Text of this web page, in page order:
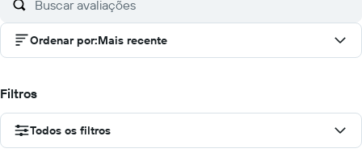
Ordenar por:Mais recente
Filtros
Todos os filtros